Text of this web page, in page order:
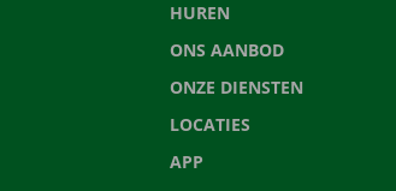
HUREN
ONS AANBOD
ONZE DIENSTEN
LOCATIES
APP